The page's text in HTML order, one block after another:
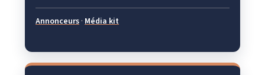
Annonceurs · Média kit